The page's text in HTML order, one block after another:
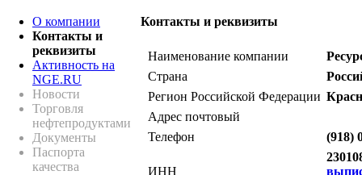
О компании
Контакты и
реквизиты
Активность на
NGE.RU
Новости
Торговля
нефтепродуктами
Документы
Паспорта
качества
Контакты и реквизиты
Наименование компании
Страна
Регион Российской Федерации
Адрес почтовый
Телефон
(918)
ИНН